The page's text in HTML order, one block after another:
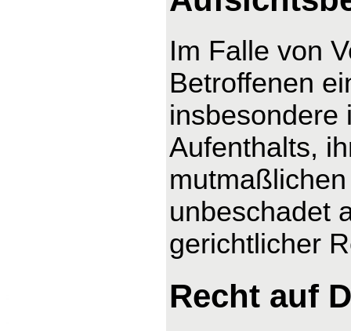
Im Falle von
Betroffenen
insbesondere
Aufenthalts,
unbeschadet
gerichtlicher
Recht auf